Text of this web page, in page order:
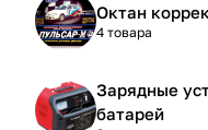
Октан
4 товара
Зарядные
батарей